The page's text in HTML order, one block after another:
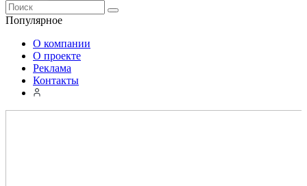
Популярное
О компании
О проекте
Реклама
Контакты